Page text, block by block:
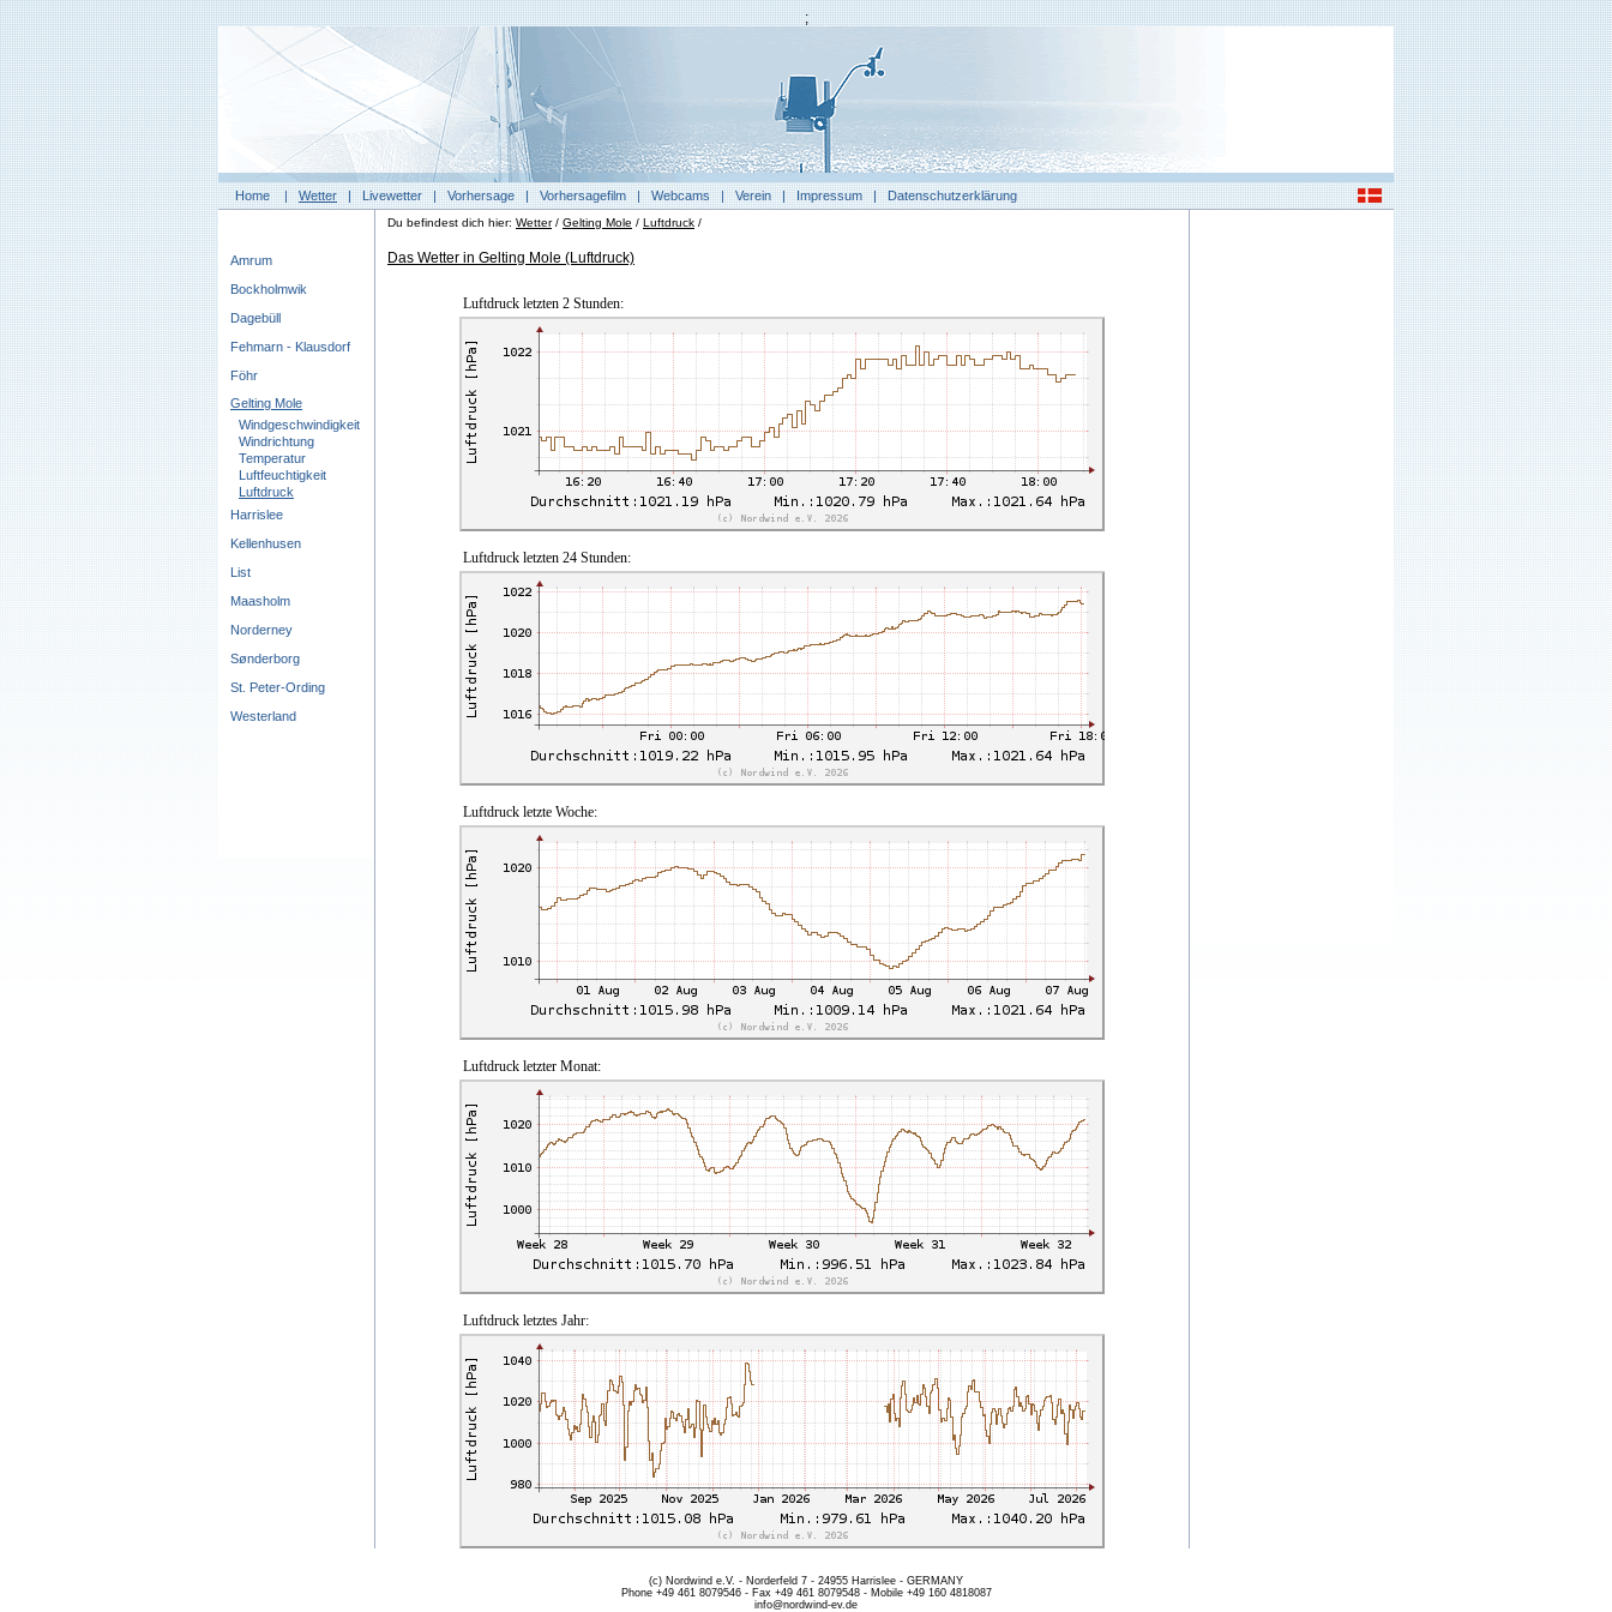
;
Home|Wetter|Livewetter|Vorhersage|Vorhersagefilm|Webcams|Verein|Impressum|Datenschutzerklärung
Amrum
Bockholmwik
Dagebüll
Fehmarn - Klausdorf
Föhr
Gelting Mole
Windgeschwindigkeit
Windrichtung
Temperatur
Luftfeuchtigkeit
Luftdruck
Harrislee
Kellenhusen
List
Maasholm
Norderney
Sønderborg
St. Peter-Ording
Westerland
Du befindest dich hier: Wetter/ Gelting Mole / Luftdruck /
Das Wetter in Gelting Mole (Luftdruck)
Luftdruck letzten 2 Stunden:
Luftdruck letzten 24 Stunden:
Luftdruck letzte Woche:
Luftdruck letzter Monat:
Luftdruck letztes Jahr:
(c) Nordwind e.V. - Norderfeld 7 - 24955 Harrislee - GERMANY
Phone +49 461 8079546 - Fax +49 461 8079548 - Mobile +49 160 4818087
info@nordwind-ev.de